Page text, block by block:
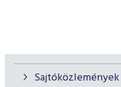
Sajtóközlemények